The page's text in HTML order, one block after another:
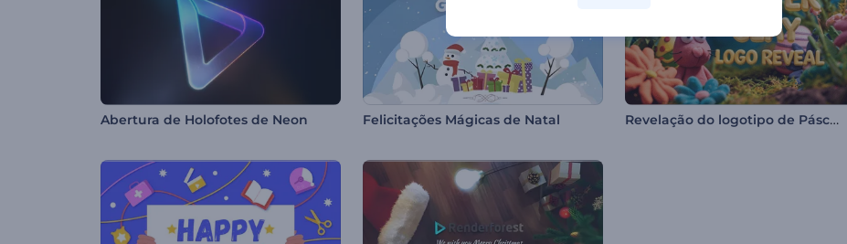
Abertura de Holofotes de Neon Felicitações Mágicas de Natal Revelação do logotipo de Páscoa em argila